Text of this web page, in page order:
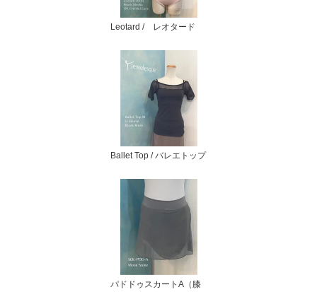
Leotard / レオタード
Ballet Top / バレエトップ
パドドゥスカートA（膝